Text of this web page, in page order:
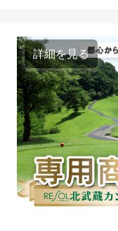
詳細を見る